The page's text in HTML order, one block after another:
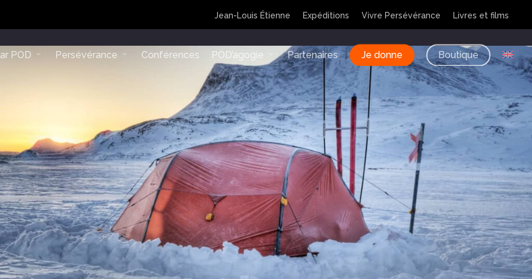
Jean-Louis Étienne Expéditions Vivre Persévérance Livres et films
POD Persévérance Conférences POD’agogie Partenaires Je donne Boutique